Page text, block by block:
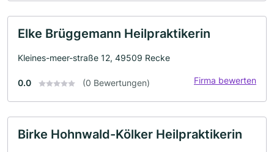
Elke Brüggemann Heilpraktikerin
Kleines-meer-straße 12, 49509 Recke
0.0 (0 Bewertungen) Firma bewerten
Birke Hohnwald-Kölker Heilpraktikerin